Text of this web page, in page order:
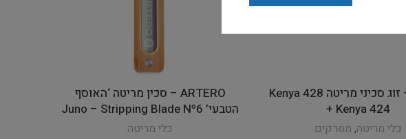
Ibanez – זוג סכיני מריטה Kenya 428
+ Kenya 424
כלי מריטה, מסרקים
ARTERO – סכין מריטה ‘האוסף
הטבעי’ Juno – Stripping Blade Nº6
כלי מריטה